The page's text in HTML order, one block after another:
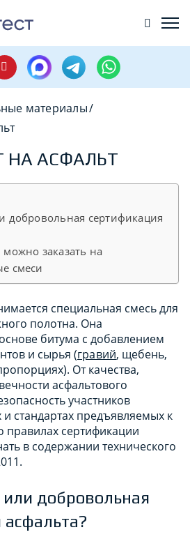
материалы/
НА АСФАЛЬТ
добровольная сертификация
заказать на
смеси
специальная смесь для
полотна. Она
битума с добавлением
и сырья (гравий, щебень,
От качества,
асфальтового
участников
стандартах предъявляемых к
правилах сертификации
в содержании технического
или добровольная